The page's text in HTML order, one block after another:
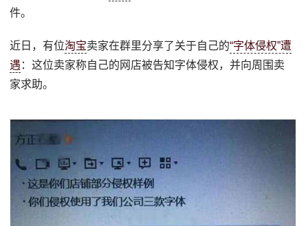
件。
近日，有位淘宝卖家在群里分享了关于自己的“字体侵权”遭
遇 ：这位卖家称自己的网店被告知字体侵权，并向周围卖
家求助。